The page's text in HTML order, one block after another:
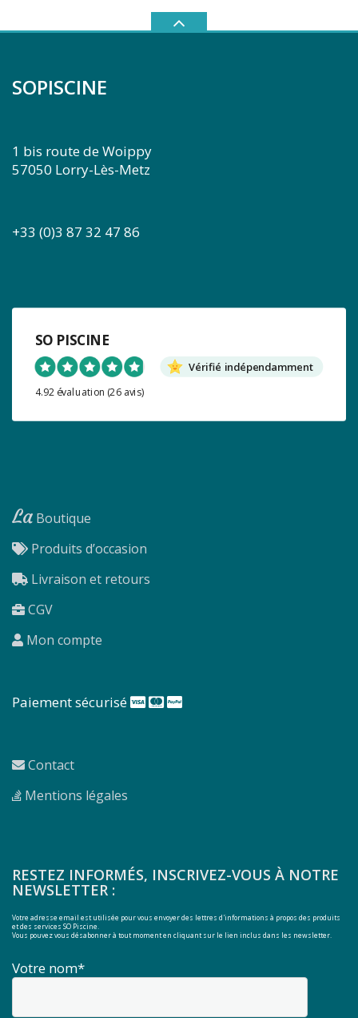
SOPISCINE
1 bis route de Woippy
57050 Lorry-Lès-Metz
+33 (0)3 87 32 47 86
SO PISCINE
Vérifié indépendamment
4.92 évaluation (26 avis)
La Boutique
Produits d’occasion
Livraison et retours
CGV
Mon compte
Paiement sécurisé
Contact
Mentions légales
RESTEZ INFORMÉS, INSCRIVEZ-VOUS À NOTRE
NEWSLETTER :
Votre adresse email est utilisée pour vous envoyer des lettres d'informations à propos des produits
et des services SO Piscine.
Vous pouvez vous désabonner à tout moment en cliquant sur le lien inclus dans les newsletter.
Votre nom*